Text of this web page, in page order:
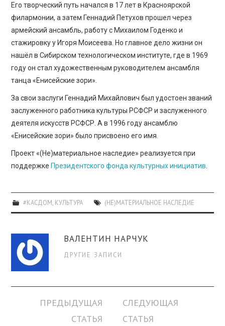
Его творческий путь начался в 17 лет в Красноярской
филармонии, а затем Геннадий Петухов прошел через
армейский ансамбль, работу с Михаилом Годенко и
стажировку у Игоря Моисеева. Но главное дело жизни он
нашёл в Сибирском технологическом институте, где в 1969
году он стал художественным руководителем ансамбля
танца «Енисейские зори».
За свои заслуги Геннадий Михайлович был удостоен званий
заслуженного работника культуры РСФСР и заслуженного
деятеля искусств РСФСР. А в 1996 году ансамблю
«Енисейские зори» было присвоено его имя.
Проект «(Не)материальное наследие» реализуется при
поддержкеПрезидентского фонда культурных инициатив
#КАСДОМ КУЛЬТУРА (НЕ)МАТЕРИАЛЬНОЕ НАСЛЕДИЕ
ВАЛЕНТИН НАРЧУК
ДРУГИЕ ЗАПИСИ
Навигация
ПРЕДЫДУЩАЯ
СТАТЬЯ
СЛЕДУЮЩАЯ
СТАТЬЯ